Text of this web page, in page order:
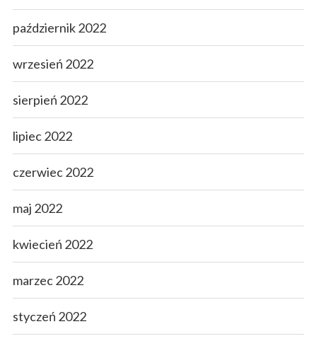
październik 2022
wrzesień 2022
sierpień 2022
lipiec 2022
czerwiec 2022
maj 2022
kwiecień 2022
marzec 2022
styczeń 2022